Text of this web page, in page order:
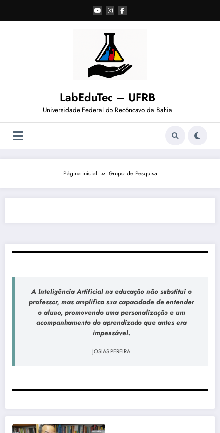
o
LabEduTec – UFRB
Universidade Federal do Recôncavo da Bahia
Página inicial Grupo de Pesquisa
A Inteligência Artificial na educação não substitui o
professor, mas amplifica sua capacidade de entender
o aluno, promovendo uma personalização e um
acompanhamento do aprendizado que antes era
impensável.
JOSIAS PEREIRA